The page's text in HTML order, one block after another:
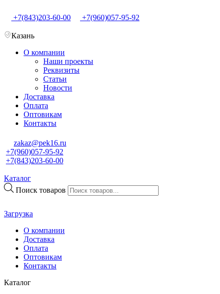
+7(843)203-60-00 +7(960)057-95-92
Казань
О компании
Наши проекты
Реквизиты
Статьи
Новости
Доставка
Оплата
Оптовикам
Контакты
zakaz@pek16.ru
+7(960)057-95-92
+7(843)203-60-00
Каталог
Поиск товаров
Загрузка
О компании
Доставка
Оплата
Оптовикам
Контакты
Каталог